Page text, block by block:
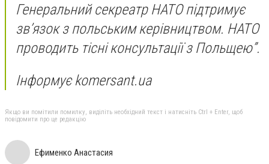
Генеральний секреатр НАТО підтримує
зв’язок з польським керівництвом. НАТО
проводить тісні консультації з Польщею”.
Інформує komersant.ua
Якщо ви помітили помилку, виділіть необхідний текст і натисніть Ctrl + Enter, щоб
повідомити про це редакцію
Ефименко Анастасия